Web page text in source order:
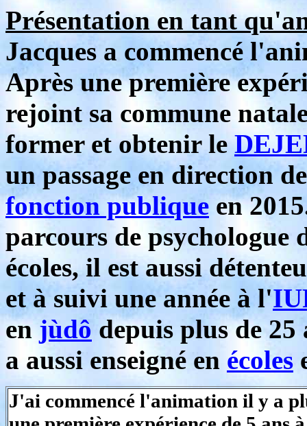
Présentation en tant
Jacques a commencé
Après une première
rejoint sa commune
former et obtenir le
un passage en direction
fonction publique en
parcours de psychologue
écoles, il est aussi
et à suivi une année à l'
enjùdô depuis plus de
a aussi enseigné en écoles
J'ai commencé l'animation il y a